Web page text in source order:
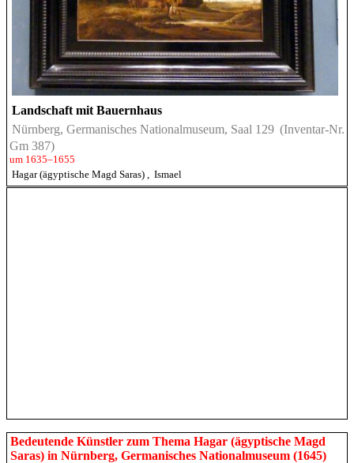
Landschaft mit Bauernhaus
Nürnberg, Germanisches Nationalmuseum, Saal 129 (Inventar-Nr.
Gm 387)
um 1635–1655
Hagar (ägyptische Magd Saras)
Ismael
Bedeutende Künstler zum Thema Hagar (ägyptische Magd
Saras) in Nürnberg, Germanisches Nationalmuseum (1645)